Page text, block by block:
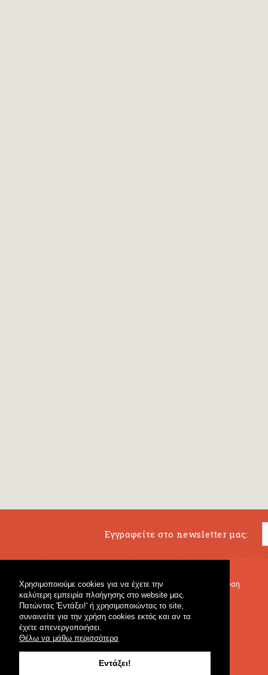
Χρησιμοποιούμε cookies για να έχετε την
καλύτερη εμπειρία πλοήγησης στο website μας.
Πατώντας 'Εντάξει!' ή χρησιμοποιώντας το site,
συναινείτε για την χρήση cookies εκτός και αν τα
έχετε απενεργοποιήσει.
Θέλω να μάθω περισσότερα
Εντάξει!
Εγγραφείτε στο newsletter μας:
Μουσικό Βιβλιοπωλείο
Κρουστά & Εκπαιδευτικό Υλικό
Γενικό Βιβλιοπωλείο
Μουσική Εκπαίδευση
Fagotto Blog